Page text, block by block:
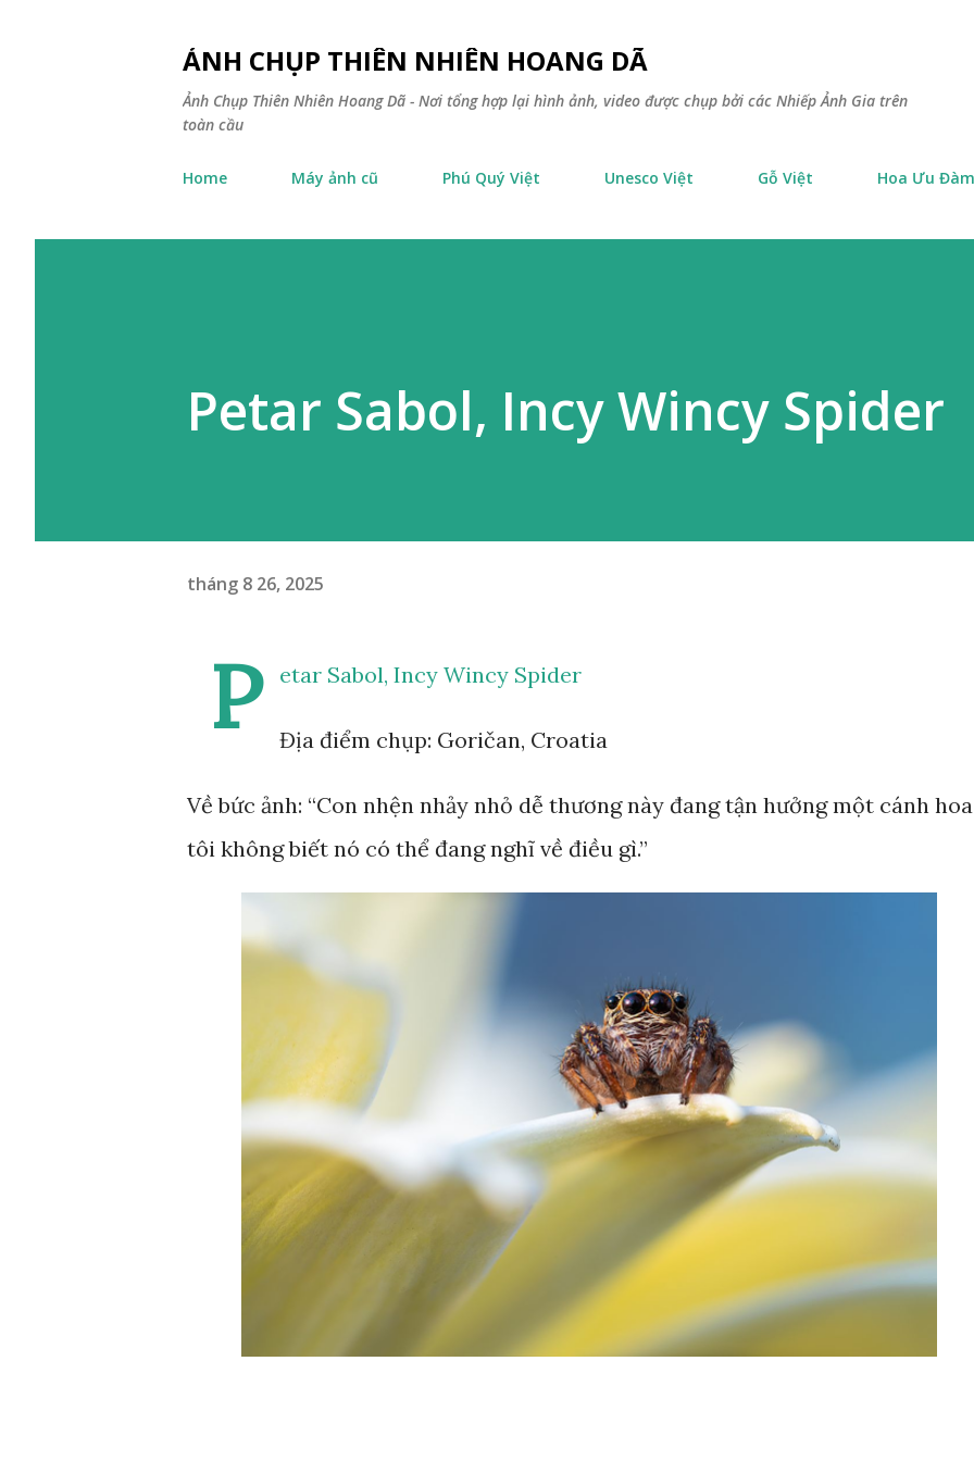
ẢNH CHỤP THIÊN NHIÊN HOANG DÃ
Ảnh Chụp Thiên Nhiên Hoang Dã - Nơi tổng hợp lại hình ảnh, video được chụp bởi các Nhiếp Ảnh Gia trên
toàn cầu
Home Máy ảnh cũ Phú Quý Việt Unesco Việt Gỗ Việt Hoa Ưu Đàm
Petar Sabol, Incy Wincy Spider
tháng 8 26, 2025
P etar Sabol, Incy Wincy Spider
Địa điểm chụp: Goričan, Croatia
Về bức ảnh: “Con nhện nhảy nhỏ dễ thương này đang tận hưởng một cánh
tôi không biết nó có thể đang nghĩ về điều gì.”